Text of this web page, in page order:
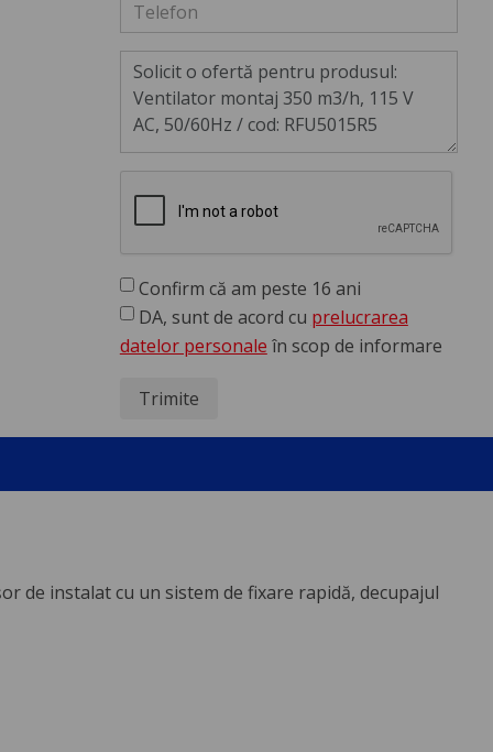
Confirm că am peste 16 ani
DA, sunt de acord cu prelucrarea
datelor personale în scop de informare
Trimite
de instalat cu un sistem de fixare rapidă, decupajul